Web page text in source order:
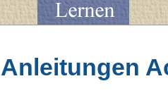
Anleitungen